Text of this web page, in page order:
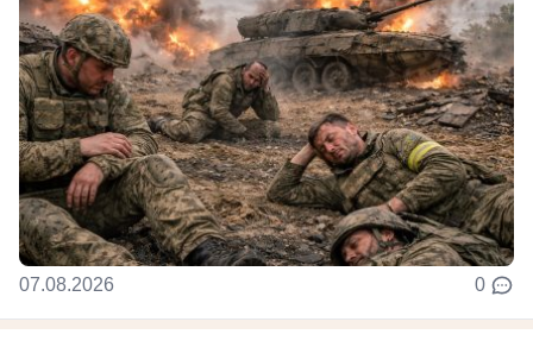
07.08.2026 0